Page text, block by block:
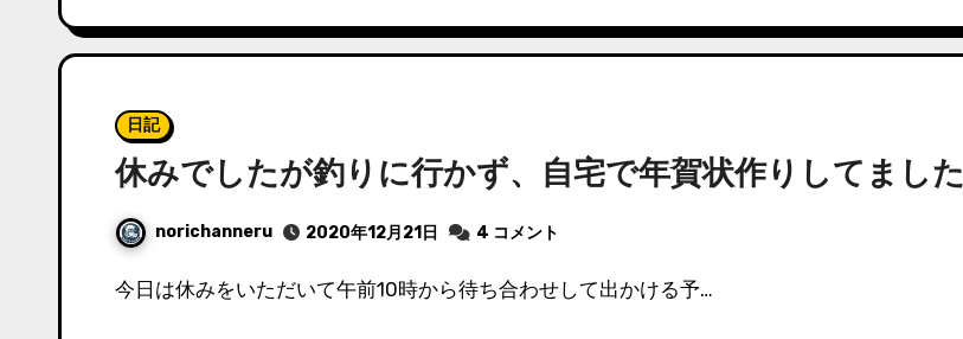
日記
休みでしたが釣りに行かず、自宅で年賀状作りしてました
norichanneru 2020年12月21日 4 コメント
今日は休みをいただいて午前10時から待ち合わせして出かける予…